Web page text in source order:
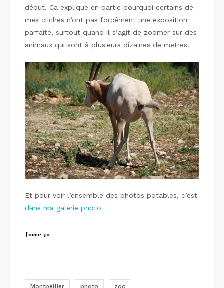
début. Ca explique en partie pourquoi certains de
mes clichés n’ont pas forcément une exposition
parfaite, surtout quand il s’agit de zoomer sur des
animaux qui sont à plusieurs dizaines de mètres.
Et pour voir l’ensemble des photos potables, c’est
dans ma galerie photo
J’aime ça :